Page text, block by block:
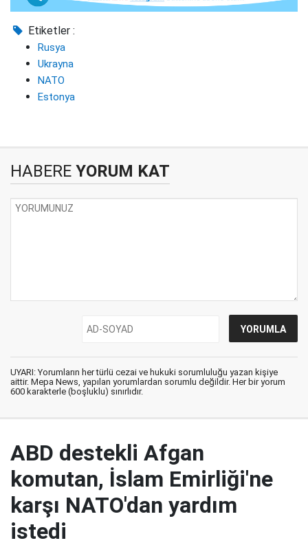
Etiketler :
Rusya
Ukrayna
NATO
Estonya
HABERE YORUM KAT
UYARI: Yorumların her türlü cezai ve hukuki sorumluluğu yazan kişiye
aittir. Mepa News, yapılan yorumlardan sorumlu değildir. Her bir yorum
600 karakterle (boşluklu) sınırlıdır.
ABD destekli Afgan
komutan, İslam Emirliği'ne
karşı NATO'dan yardım
istedi